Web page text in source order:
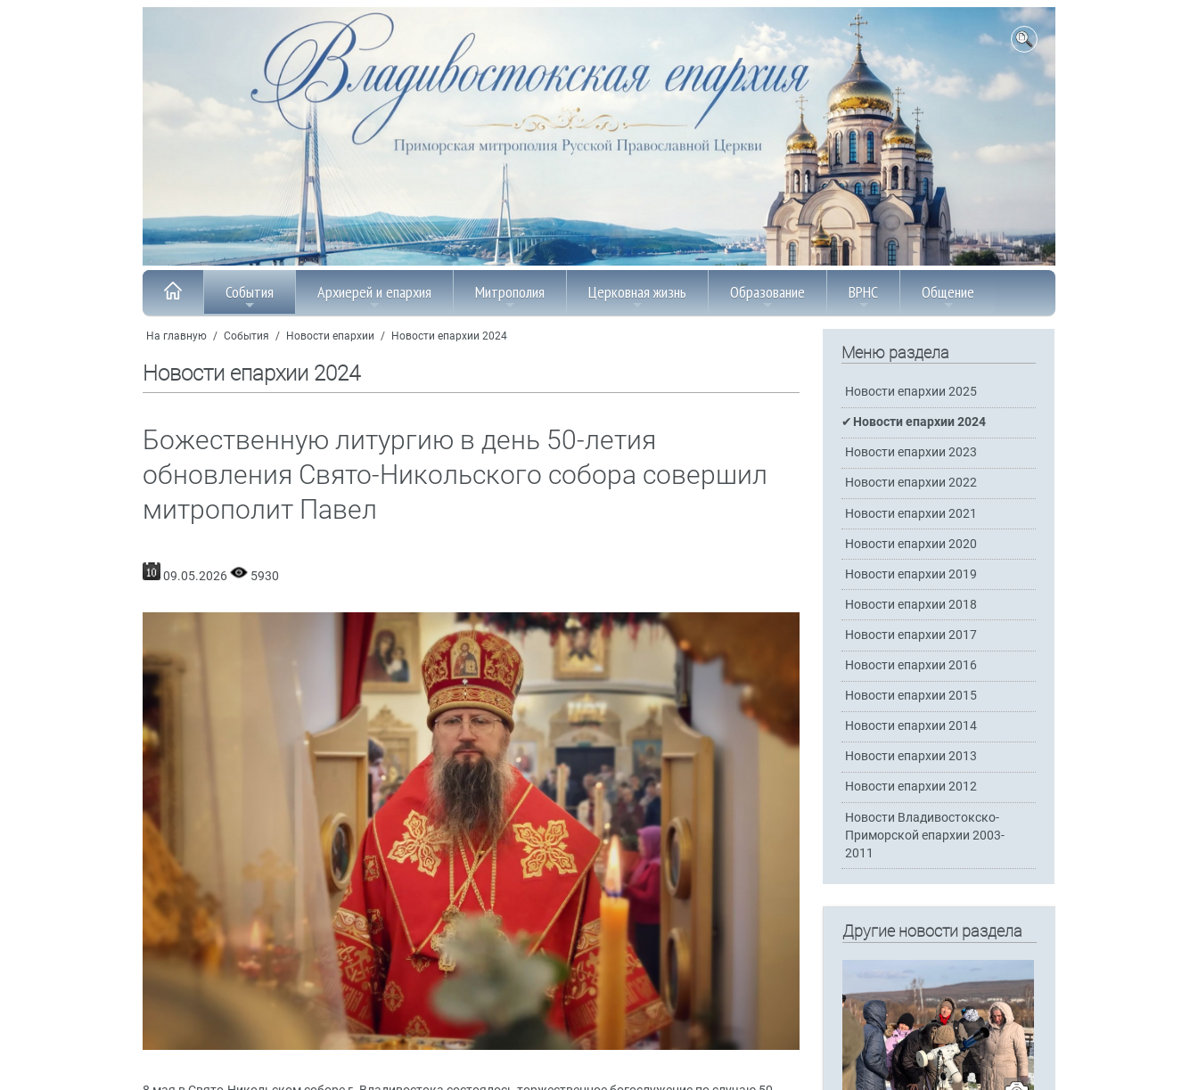
События Архиерей и епархия Митрополия Церковная жизнь Образование ВРНС Общение
На главную / События / Новости епархии / Новости епархии 2024
Новости епархии 2024
Божественную литургию в день 50-летия
обновления Свято-Никольского собора совершил
митрополит Павел
09.05.2026 5930
Меню раздела
Новости епархии 2025
Новости епархии 2024
Новости епархии 2023
Новости епархии 2022
Новости епархии 2021
Новости епархии 2020
Новости епархии 2019
Новости епархии 2018
Новости епархии 2017
Новости епархии 2016
Новости епархии 2015
Новости епархии 2014
Новости епархии 2013
Новости епархии 2012
Новости Владивостокско-
Приморской епархии 2003-
2011
Другие новости раздела